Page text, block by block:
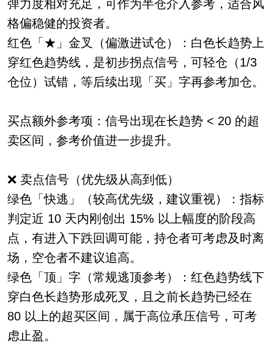
弹力度相对充足，可作为半仓介入参考，适合风
格偏稳健的投资者。
红色「★」金叉（偏激进试仓）：白色长趋势上
穿红色趋势线，是初步拐点信号，可轻仓（1/3
仓位）试错，等后续出现「买」字再参考加仓。
买点额外参考项：信号出现在长趋势 < 20 的超
卖区间，参考价值进一步提升。
❌ 卖点信号（优先级从高到低）
绿色「快逃」（较高优先级，建议重视）：指标
判定近 10 天内刚创出 15% 以上幅度的阶段高
点，有进入下跌回调可能，持仓者可考虑及时离
场，空仓者不建议追高。
绿色「顶」字（常规逃顶参考）：红色趋势线下
穿白色长趋势形成死叉，且之前长趋势已经在
80 以上的超买区间，属于高位承压信号，可考
虑止盈。